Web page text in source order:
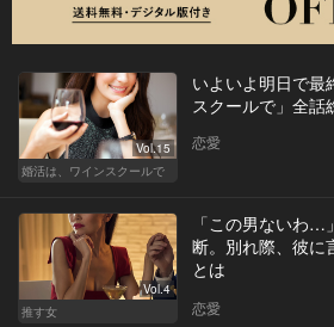
Vol.15
婚活は、ワインスクールで
いよいよ明日で最
スクールで」全話
恋愛
Vol.4
推す女
「この男ないわ…
断。別れ際、彼に
とは
恋愛